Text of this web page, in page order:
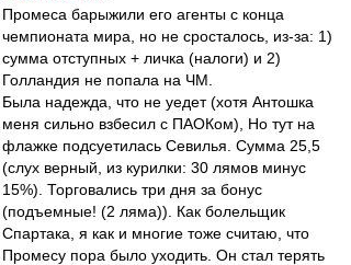
Промеса барыжили его агенты с конца
чемпионата мира, но не сросталось, из-за: 1)
сумма отступных + личка (налоги) и 2)
Голландия не попала на ЧМ.
Была надежда, что не уедет (хотя Антошка
меня сильно взбесил с ПАОКом), Но тут на
флажке подсуетилась Севилья. Сумма 25,5
(слух верный, из курилки: 30 лямов минус
15%). Торговались три дня за бонус
(подъемные! (2 ляма)). Как болельщик
Спартака, я как и многие тоже считаю, что
Промесу пора было уходить. Он стал терять